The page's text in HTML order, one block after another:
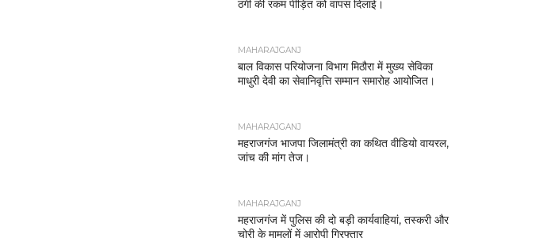
ठगी की रकम पीड़ित को वापस दिलाई।
MAHARAJGANJ
बाल विकास परियोजना विभाग मिठौरा में मुख्य सेविका
माधुरी देवी का सेवानिवृत्ति सम्मान समारोह आयोजित।
MAHARAJGANJ
महराजगंज भाजपा जिलामंत्री का कथित वीडियो वायरल,
जांच की मांग तेज।
MAHARAJGANJ
महराजगंज में पुलिस की दो बड़ी कार्यवाहियां, तस्करी और
चोरी के मामलों में आरोपी गिरफ्तार